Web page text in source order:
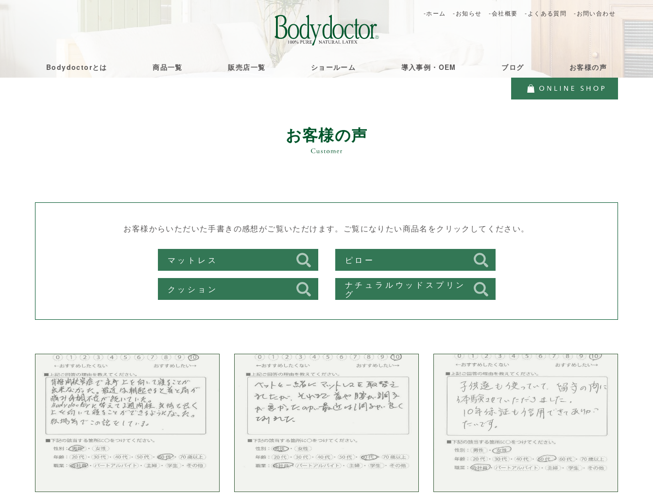
Bodydoctorとは 商品一覧 販売店一覧 ショールーム 導入事例・OEM ブログ お客様の声
-ホーム -お知らせ -会社概要 -よくある質問 -お問い合わせ
お客様の声
お客様からいただいた手書きの感想がご覧いただけます。 ご覧になりたい商品名をクリックしてください。
マットレス ピロー
クッション
ナチュラルウッドスプリン
グ